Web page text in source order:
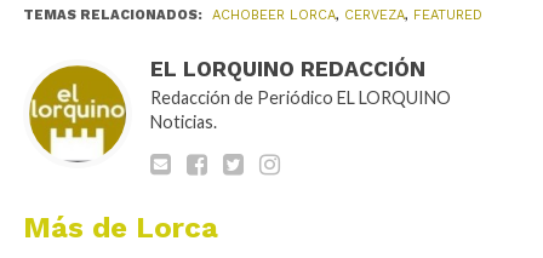
TEMAS RELACIONADOS: ACHOBEER LORCA, CERVEZA, FEATURED
EL LORQUINO REDACCIÓN
Redacción de Periódico EL LORQUINO
Noticias.
Más de Lorca